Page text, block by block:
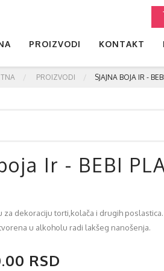
PROIZVODI KONTAKT
PROIZVODI SJAJNA BOJA IR -
Ir - BEBI
za dekoraciju torti,kolača i drugih
u alkoholu radi lakšeg nanošenja.
RSD